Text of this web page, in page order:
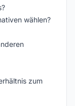
wählen?
zum